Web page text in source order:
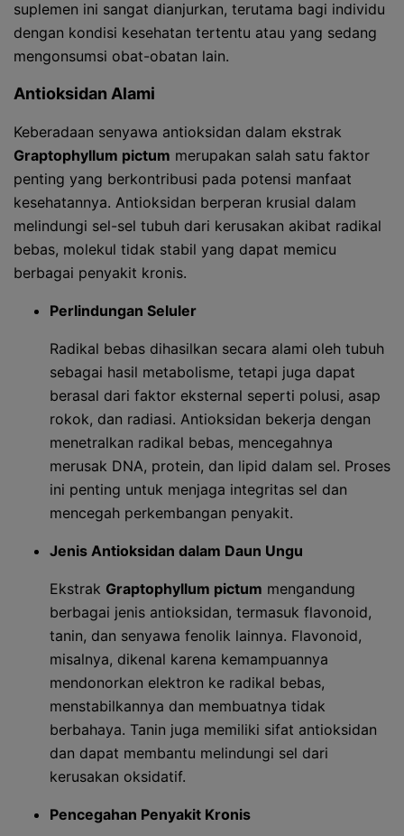
suplemen ini sangat dianjurkan, terutama bagi individu
dengan kondisi kesehatan tertentu atau yang sedang
mengonsumsi obat-obatan lain.
Antioksidan Alami
Keberadaan senyawa antioksidan dalam ekstrak
Graptophyllum pictum merupakan salah satu faktor
penting yang berkontribusi pada potensi manfaat
kesehatannya. Antioksidan berperan krusial dalam
melindungi sel-sel tubuh dari kerusakan akibat radikal
bebas, molekul tidak stabil yang dapat memicu
berbagai penyakit kronis.
Perlindungan Seluler
Radikal bebas dihasilkan secara alami oleh tubuh
sebagai hasil metabolisme, tetapi juga dapat
berasal dari faktor eksternal seperti polusi, asap
rokok, dan radiasi. Antioksidan bekerja dengan
menetralkan radikal bebas, mencegahnya
merusak DNA, protein, dan lipid dalam sel. Proses
ini penting untuk menjaga integritas sel dan
mencegah perkembangan penyakit.
Jenis Antioksidan dalam Daun Ungu
Ekstrak Graptophyllum pictum mengandung
berbagai jenis antioksidan, termasuk flavonoid,
tanin, dan senyawa fenolik lainnya. Flavonoid,
misalnya, dikenal karena kemampuannya
mendonorkan elektron ke radikal bebas,
menstabilkannya dan membuatnya tidak
berbahaya. Tanin juga memiliki sifat antioksidan
dan dapat membantu melindungi sel dari
kerusakan oksidatif.
Pencegahan Penyakit Kronis